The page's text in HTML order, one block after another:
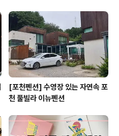
[포천펜션] 수영장 있는 자연속 포
천 풀빌라 이뉴펜션